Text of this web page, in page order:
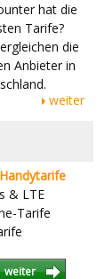
hat die
Tarife?
die
Anbieter in
weiter
& LTE
Tarife
weiter